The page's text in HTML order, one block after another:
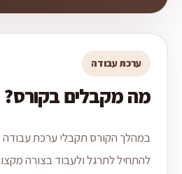
ערכת עבודה
מה מקבלים בקורס?
במהלך הקורס תקבלי ערכת עבודה
להתחיל לתרגל ולעבוד בצורה